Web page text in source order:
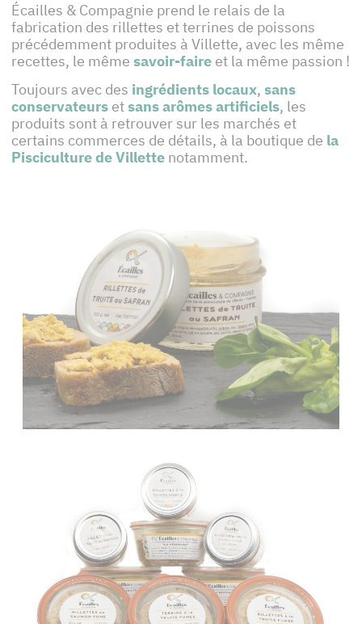
Écailles & Compagnie prend le relais de la
fabrication des rillettes et terrines de poissons
précédemment produites à Villette, avec les même
recettes, le même savoir-faire et la même passion !
Toujours avec des ingrédients locaux, sans
conservateurs etsans arômes artificiels, les
produits sont à retrouver sur les marchés et
certains commerces de détails, à la boutique de la
Pisciculture de Villette notamment.